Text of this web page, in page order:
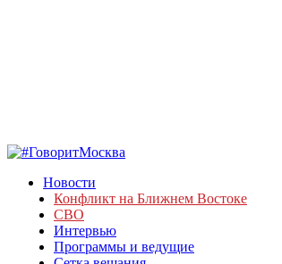
Новости
Конфликт на Ближнем Востоке
СВО
Интервью
Программы и ведущие